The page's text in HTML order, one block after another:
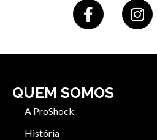
QUEM SOMOS
A ProShock
História